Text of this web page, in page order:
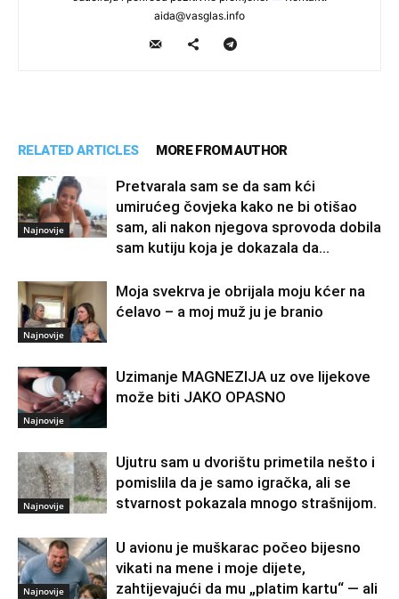
aida@vasglas.info
RELATED ARTICLES MORE FROM AUTHOR
Najnovije
Pretvarala sam se da sam kći
umirućeg čovjeka kako ne bi otišao
sam, ali nakon njegova sprovoda dobila
sam kutiju koja je dokazala da...
Najnovije
Moja svekrva je obrijala moju kćer na
ćelavo – a moj muž ju je branio
Najnovije
Uzimanje MAGNEZIJA uz ove lijekove
može biti JAKO OPASNO
Najnovije
Ujutru sam u dvorištu primetila nešto i
pomislila da je samo igračka, ali se
stvarnost pokazala mnogo strašnijom.
Najnovije
U avionu je muškarac počeo bijesno
vikati na mene i moje dijete,
zahtijevajući da mu „platim kartu“ — ali